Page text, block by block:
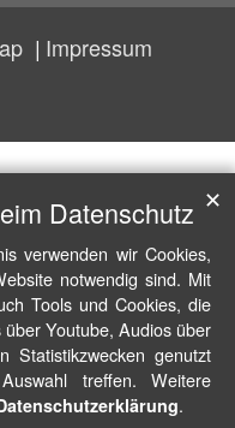
Impressum
Datenschutz
verwenden wir Cookies,
notwendig sind. Mit
Tools und Cookies, die
Youtube, Audios über
Statistikzwecken genutzt
treffen. Weitere
.
✕